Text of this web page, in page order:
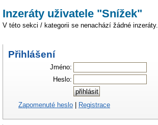
Inzeráty uživatele "Snížek"
V této sekci / kategorii se nenachází žádné inzeráty.
Přihlášení
Jméno:
Heslo:
Zapomenuté heslo Registrace